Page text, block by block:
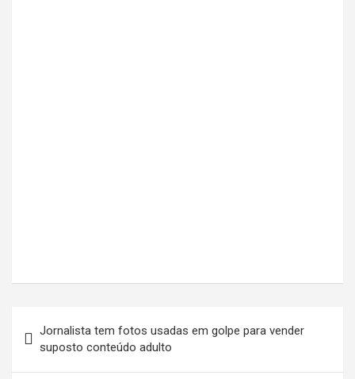
de
Post
Jornalista tem fotos usadas em golpe para vender
suposto conteúdo adulto